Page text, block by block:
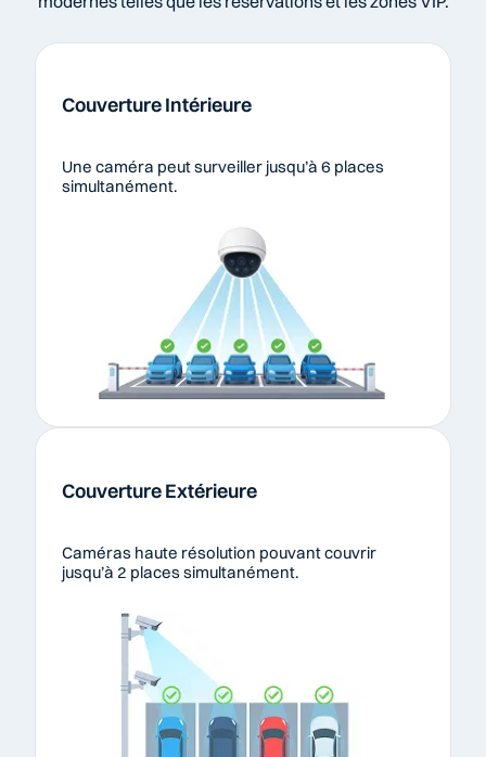
Couverture Intérieure
Une caméra peut surveiller jusqu’à 6 places
simultanément.
Couverture Extérieure
Caméras haute résolution pouvant couvrir
jusqu’à 2 places simultanément.